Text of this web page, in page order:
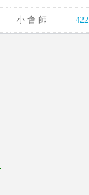
小 會 師 422